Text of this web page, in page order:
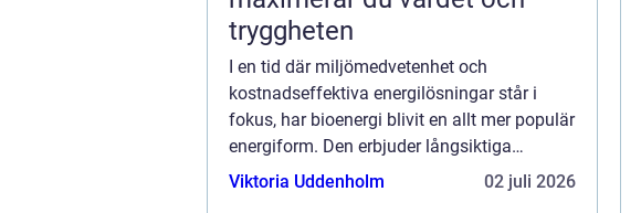
tryggheten
I en tid där miljömedvetenhet och
kostnadseffektiva energilösningar står i
fokus, har bioenergi blivit en allt mer populär
energiform. Den erbjuder långsiktiga
lösningar för både företag och indust...
Viktoria Uddenholm 02 juli 2026